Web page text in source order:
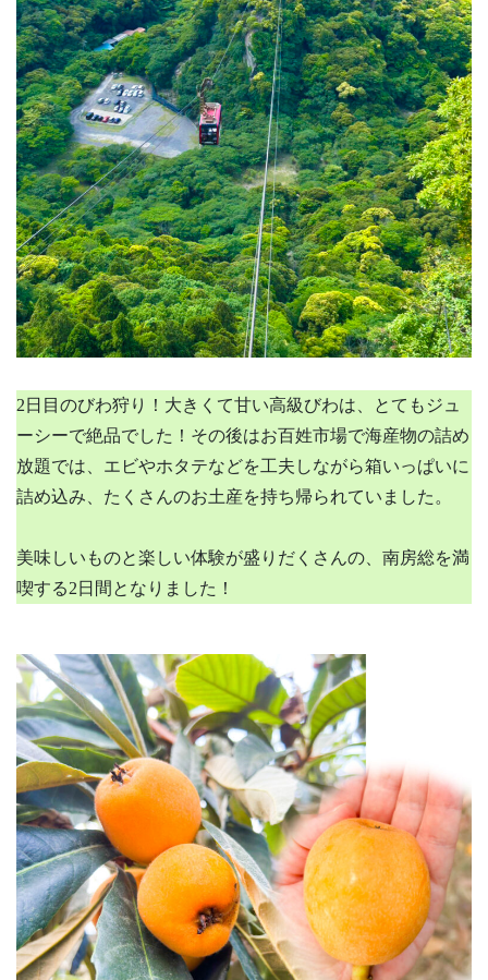
2日目のびわ狩り！大きくて甘い高級びわは、とてもジュ
ーシーで絶品でした！その後はお百姓市場で海産物の詰め
放題では、エビやホタテなどを工夫しながら箱いっぱいに
詰め込み、たくさんのお土産を持ち帰られていました。
美味しいものと楽しい体験が盛りだくさんの、南房総を満
喫する2日間となりました！